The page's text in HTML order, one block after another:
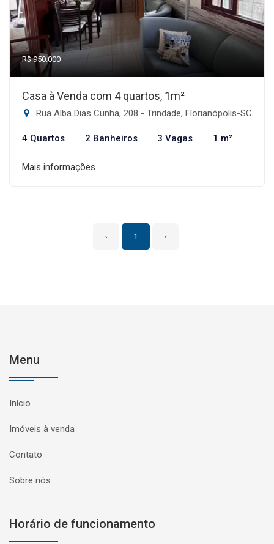
R$ 950.000
Casa à Venda com 4 quartos, 1m²
Rua Alba Dias Cunha, 208 - Trindade, Florianópolis-SC
4 Quartos 2 Banheiros 3 Vagas 1 m²
Mais informações
‹ 1 ›
Menu
Início
Imóveis à venda
Contato
Sobre nós
Horário de funcionamento